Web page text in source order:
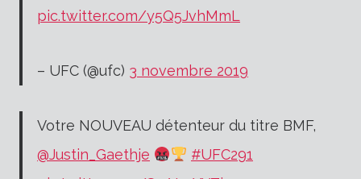
pic.twitter.com/y5Q5JvhMmL
– UFC (@ufc) 3 novembre 2019
Votre NOUVEAU détenteur du titre BMF,
@Justin_Gaethje
#UFC291